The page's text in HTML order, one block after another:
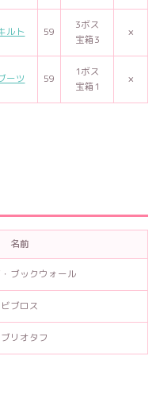
ルト 59
3ボス
宝箱3
×
ーツ 59
1ボス
宝箱1
×
名前
ブックウォール
ビブロス
リオタフ